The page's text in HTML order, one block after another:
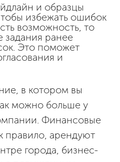
и образцы
избежать ошибок
возможность, то
задания ранее
Это поможет
и
в котором вы
можно больше у
Финансовые
правило, арендуют
города, бизнес-